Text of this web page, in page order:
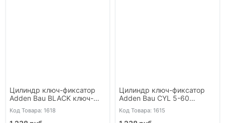
Цилиндр ключ-фиксатор
Adden Bau BLACK ключ-
завертка, 5 ключей, 60 мм
Код Товара: 1618
Цилиндр ключ-фиксатор
Adden Bau CYL 5-60
Код Товара: 1615